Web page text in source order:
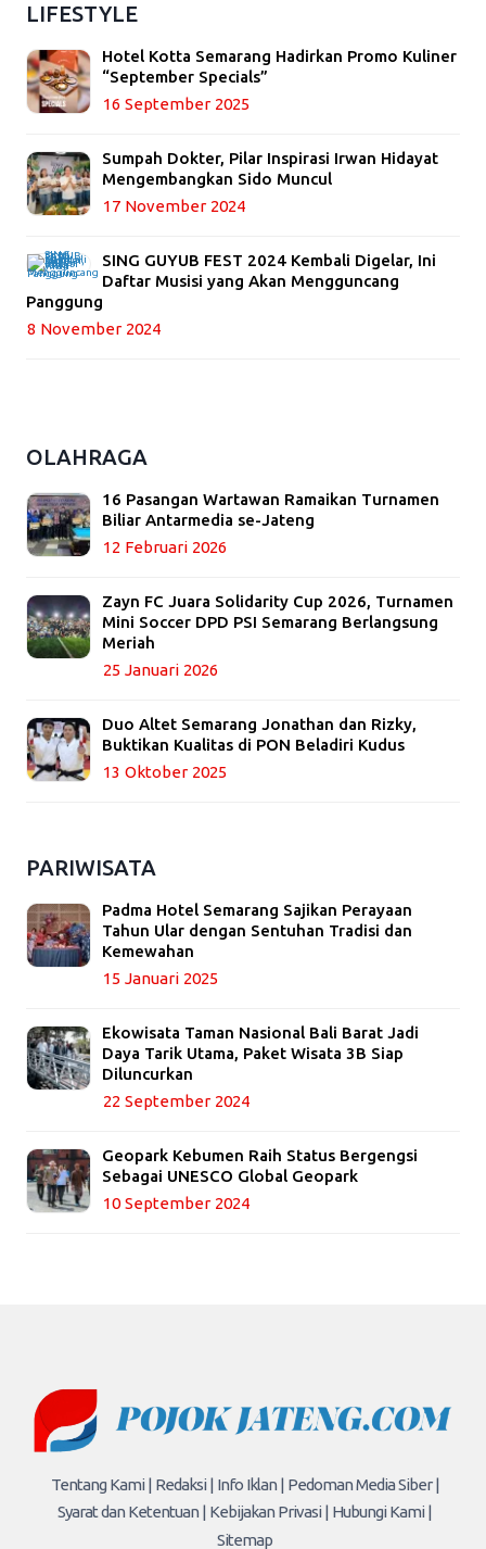
LIFESTYLE
Hotel Kotta Semarang Hadirkan Promo Kuliner
“September Specials”
16 September 2025
Sumpah Dokter, Pilar Inspirasi Irwan Hidayat
Mengembangkan Sido Muncul
17 November 2024
SING GUYUB FEST 2024 Kembali Digelar, Ini
Daftar Musisi yang Akan Mengguncang
Panggung
8 November 2024
OLAHRAGA
16 Pasangan Wartawan Ramaikan Turnamen
Biliar Antarmedia se-Jateng
12 Februari 2026
Zayn FC Juara Solidarity Cup 2026, Turnamen
Mini Soccer DPD PSI Semarang Berlangsung
Meriah
25 Januari 2026
Duo Altet Semarang Jonathan dan Rizky,
Buktikan Kualitas di PON Beladiri Kudus
13 Oktober 2025
PARIWISATA
Padma Hotel Semarang Sajikan Perayaan
Tahun Ular dengan Sentuhan Tradisi dan
Kemewahan
15 Januari 2025
Ekowisata Taman Nasional Bali Barat Jadi
Daya Tarik Utama, Paket Wisata 3B Siap
Diluncurkan
22 September 2024
Geopark Kebumen Raih Status Bergengsi
Sebagai UNESCO Global Geopark
10 September 2024
Tentang Kami | Redaksi | Info Iklan | Pedoman Media Siber |
Syarat dan Ketentuan | Kebijakan Privasi | Hubungi Kami |
Sitemap